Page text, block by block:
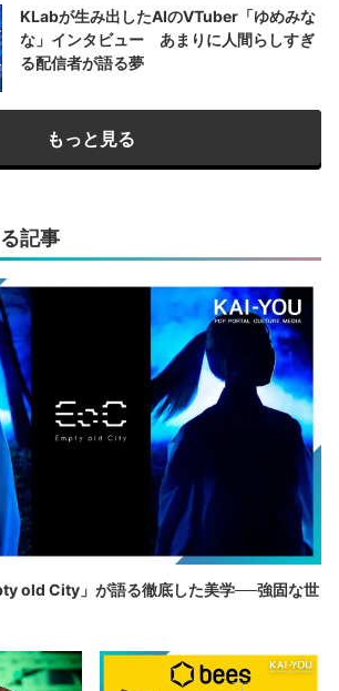
KLabが生み出したAIのVTuber「ゆめみな
な」インタビュー あまりに人間らしすぎ
る配信者が語る夢
もっと見る
記事
old City」が語る徹底した美学──強固な世